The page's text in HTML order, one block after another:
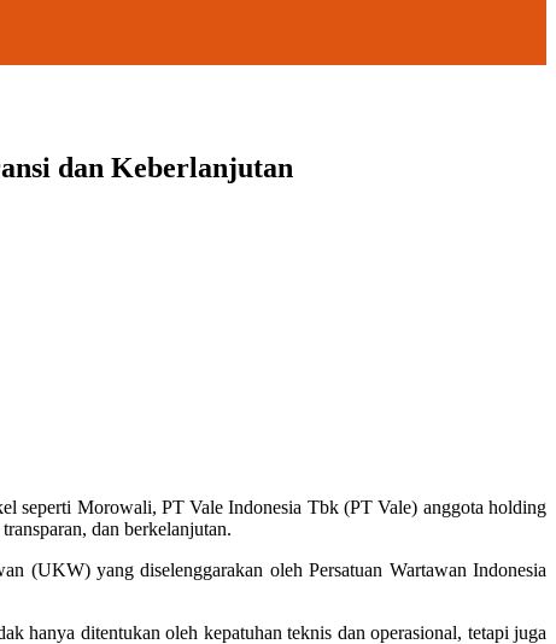
dan Keberlanjutan
seperti Morowali, PT Vale Indonesia Tbk (PT Vale) anggota holding
dan berkelanjutan.
(UKW) yang diselenggarakan oleh Persatuan Wartawan Indonesia
hanya ditentukan oleh kepatuhan teknis dan operasional, tetapi juga